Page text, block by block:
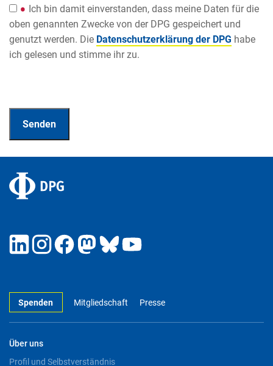
Ich bin damit einverstanden, dass meine Daten für die
oben genannten Zwecke von der DPG gespeichert und
genutzt werden. Die Datenschutzerklärung der DPG habe
ich gelesen und stimme ihr zu.
Spenden Mitgliedschaft Presse
Über uns
Profil und Selbstverständnis